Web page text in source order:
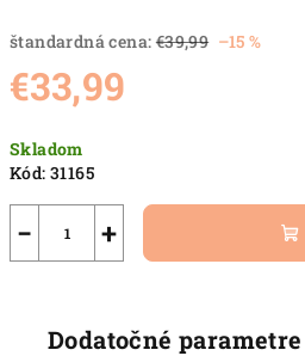
štandardná cena: €39,99 –15 %
€33,99
cena:
Skladom
Kód: 31165
+
−
Dodatočné parametre